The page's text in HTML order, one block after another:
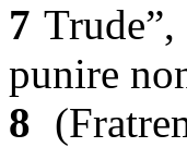
7
punire
8